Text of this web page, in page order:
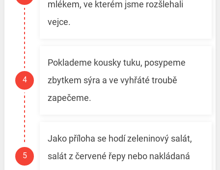
mlékem, ve kterém jsme rozšlehali
vejce.
Poklademe kousky tuku, posypeme
zbytkem sýra a ve vyhřáté troubě
zapečeme.
Jako příloha se hodí zeleninový salát,
salát z červené řepy nebo nakládaná